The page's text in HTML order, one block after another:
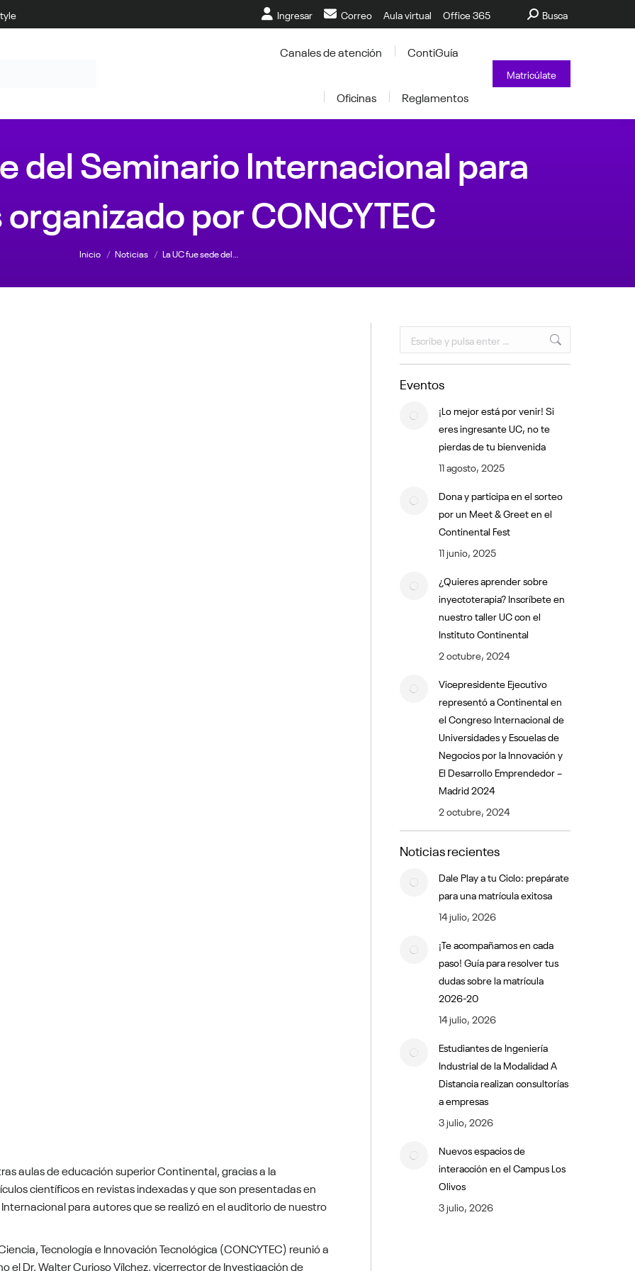
Ingresar Correo Aula virtual Office 365 Buscar:
Busca
Canales de atención ContiGuía
Oficinas Reglamentos
Matricúlate
del Seminario Internacional para
por CONCYTEC
Inicio Noticias La UC fue sede del…
aulas de educación superior Continental, gracias a la
científicos en revistas indexadas y que son presentadas en
para autores que se realizó en el auditorio de nuestro
Tecnología e Innovación Tecnológica (CONCYTEC) reunió a
el Dr. Walter Curioso Vílchez, vicerrector de Investigación de
Buscar:
Eventos
¡Lo mejor está por venir! Si
eres ingresante UC, no te
pierdas de tu bienvenida
11 agosto, 2025
Dona y participa en el sorteo
por un Meet & Greet en el
Continental Fest
11 junio, 2025
¿Quieres aprender sobre
inyectoterapia? Inscríbete en
nuestro taller UC con el
Instituto Continental
2 octubre, 2024
Vicepresidente Ejecutivo
representó a Continental en
el Congreso Internacional de
Universidades y Escuelas de
Negocios por la Innovación y
El Desarrollo Emprendedor –
Madrid 2024
2 octubre, 2024
Noticias recientes
Dale Play a tu Ciclo: prepárate
para una matrícula exitosa
14 julio, 2026
¡Te acompañamos en cada
paso! Guía para resolver tus
dudas sobre la matrícula
2026-20
14 julio, 2026
Estudiantes de Ingeniería
Industrial de la Modalidad A
Distancia realizan consultorías
a empresas
3 julio, 2026
Nuevos espacios de
interacción en el Campus Los
Olivos
3 julio, 2026